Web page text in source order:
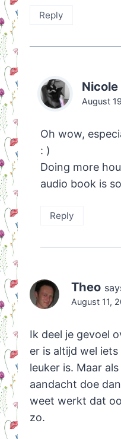
Reply
August
Oh wow,
: )
Doing more
audio book is
Reply
Theo
August 11,
Ik deel je gevoel
er is altijd wel
leuker is. Maar
aandacht doe
weet werkt dat
zo.